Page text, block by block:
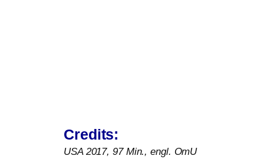
Credits:
USA2017, 97 Min., engl. OmU